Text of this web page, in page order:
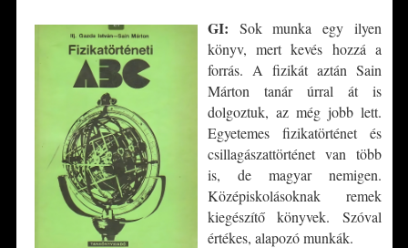
GI: Sok munka egy ilyen
könyv, mert kevés hozzá a
forrás. A fizikát aztán Sain
Márton tanár úrral át is
dolgoztuk, az még jobb lett.
Egyetemes fizikatörténet és
csillagászattörténet van több
is, de magyar nemigen.
Középiskolásoknak remek
kiegészítő könyvek. Szóval
értékes, alapozó munkák.